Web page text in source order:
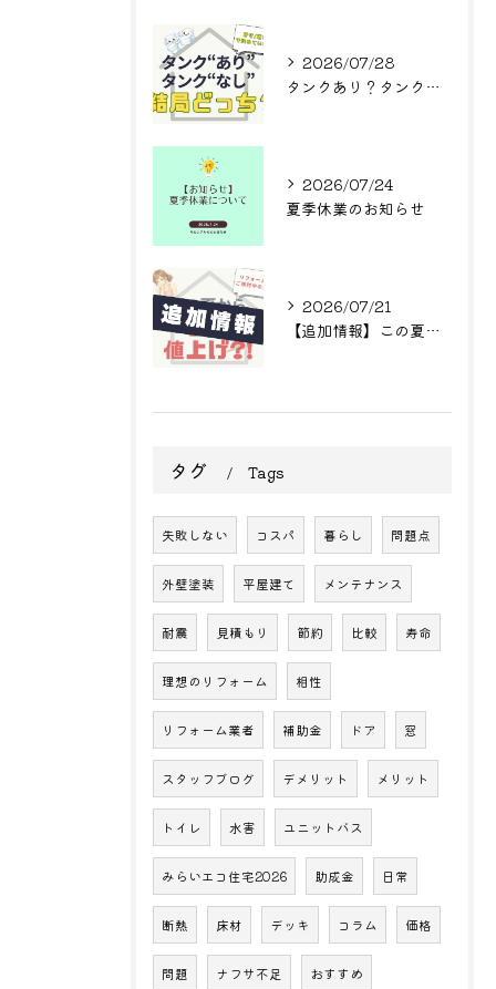
2026/07/28
タンクあり？タンクなし？結局どっち？
2026/07/24
夏季休業のお知らせ
2026/07/21
【追加情報】この夏からまた値上げ?! リフォームをご検討中の方へ
タグ Tags
失敗しない コスパ 暮らし 問題点
外壁塗装 平屋建て メンテナンス
耐震 見積もり 節約 比較 寿命
理想のリフォーム 相性
リフォーム業者 補助金 ドア 窓
スタッフブログ デメリット メリット
トイレ 水害 ユニットバス
みらいエコ住宅2026 助成金 日常
断熱 床材 デッキ コラム 価格
問題 ナフサ不足 おすすめ